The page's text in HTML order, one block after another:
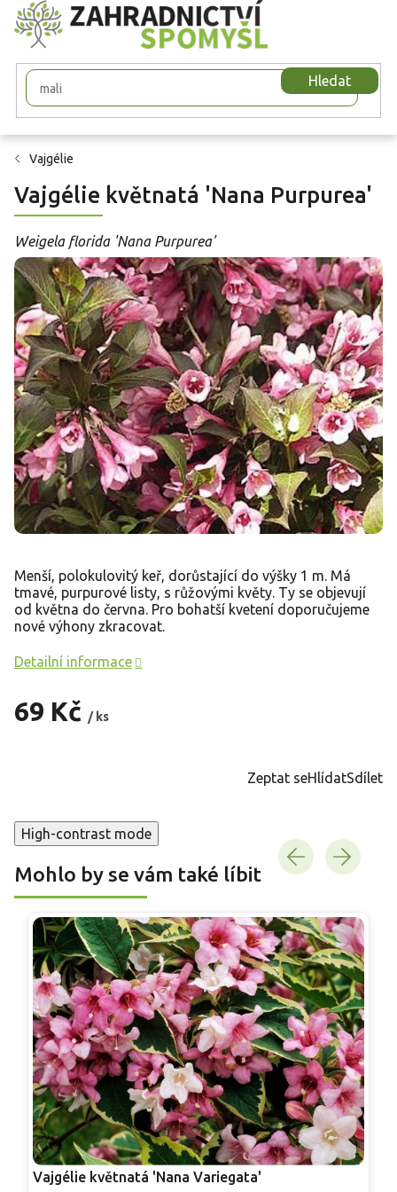
Přejít
na
obsah
Hledat
Vajgélie
Vajgélie květnatá 'Nana Purpurea'
Weigela florida 'Nana Purpurea'
69 Kč / ks
Menší, polokulovitý keř, dorůstající do výšky 1 m. Má
tmavé, purpurové listy, s růžovými květy. Ty se objevují
od května do června. Pro bohatší kvetení doporučujeme
nové výhony zkracovat.
Detailní informace
Zeptat seHlídatSdílet
High-contrast mode
Mohlo by se vám také líbit
Vajgélie květnatá 'Nana Variegata'